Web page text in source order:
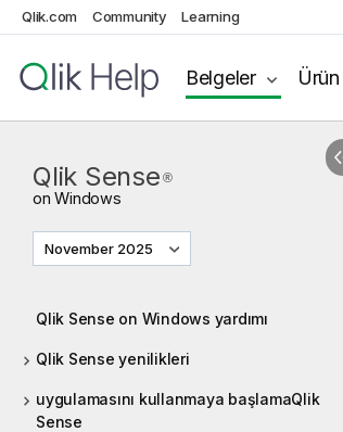
Qlik.com Community Learning
Belgeler Ürün
Qlik Sense ®
onWindows
November 2025
Qlik Sense on Windows yardımı
Qlik Sense yenilikleri
uygulamasını kullanmaya başlamaQlik
Sense